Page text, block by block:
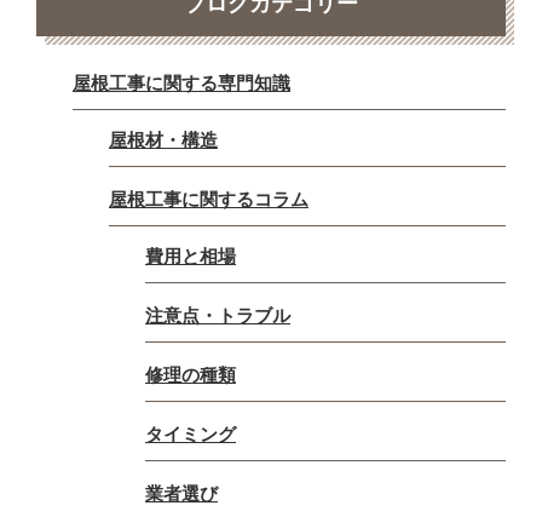
屋根工事に関する専門知識
屋根材・構造
屋根工事に関するコラム
費用と相場
注意点・トラブル
修理の種類
タイミング
業者選び